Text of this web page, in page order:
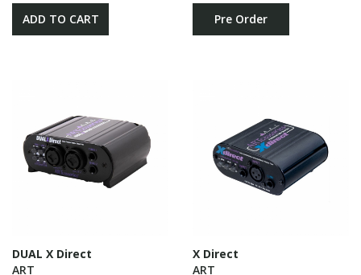
ADD TO CART Pre Order
DUAL X Direct
ART
X Direct
ART